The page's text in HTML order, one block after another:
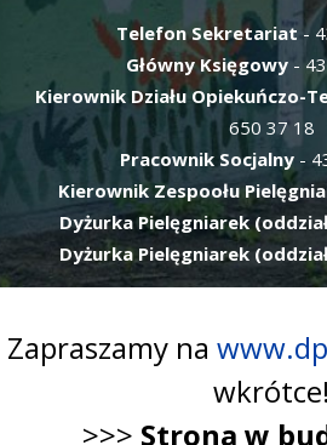
Telefon Sekretariat -
Główny Księgowy- 43
Kierownik Działu Opiekuńczo-
650 37 18
Pracownik Socjalny-
Kierownik Zespoołu
Dyżurka Pielęgniarek
Dyżurka Pielęgniarek
Zapraszamy na
wkrótce!
>>> Strona w